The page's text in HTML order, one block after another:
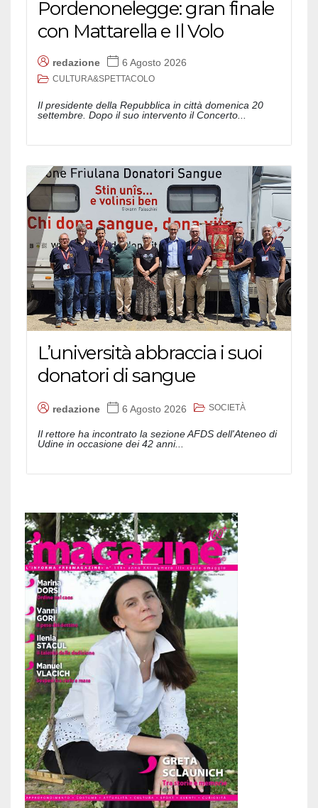
Pordenonelegge: gran finale
con Mattarella e Il Volo
redazione 6 Agosto 2026
CULTURA&SPETTACOLO
Il presidente della Repubblica in città domenica 20
settembre. Dopo il suo intervento il Concerto...
L’università abbraccia i suoi
donatori di sangue
redazione 6 Agosto 2026 SOCIETÀ
Il rettore ha incontrato la sezione AFDS dell'Ateneo di
Udine in occasione dei 42 anni...